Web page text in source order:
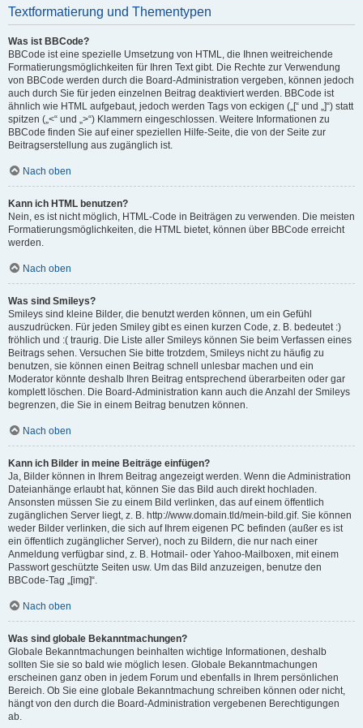
Textformatierung und Thementypen
Was ist BBCode?
BBCode ist eine spezielle Umsetzung von HTML, die Ihnen weitreichende
Formatierungsmöglichkeiten für Ihren Text gibt. Die Rechte zur Verwendung
von BBCode werden durch die Board-Administration vergeben, können jedoch
auch durch Sie für jeden einzelnen Beitrag deaktiviert werden. BBCode ist
ähnlich wie HTML aufgebaut, jedoch werden Tags von eckigen („[“ und „]“) statt
spitzen („<“ und „>“) Klammern eingeschlossen. Weitere Informationen zu
BBCode finden Sie auf einer speziellen Hilfe-Seite, die von der Seite zur
Beitragserstellung aus zugänglich ist.
Nach oben
Kann ich HTML benutzen?
Nein, es ist nicht möglich, HTML-Code in Beiträgen zu verwenden. Die meisten
Formatierungsmöglichkeiten, die HTML bietet, können über BBCode erreicht
werden.
Nach oben
Was sind Smileys?
Smileys sind kleine Bilder, die benutzt werden können, um ein Gefühl
auszudrücken. Für jeden Smiley gibt es einen kurzen Code, z. B. bedeutet :)
fröhlich und :( traurig. Die Liste aller Smileys können Sie beim Verfassen eines
Beitrags sehen. Versuchen Sie bitte trotzdem, Smileys nicht zu häufig zu
benutzen, sie können einen Beitrag schnell unlesbar machen und ein
Moderator könnte deshalb Ihren Beitrag entsprechend überarbeiten oder gar
komplett löschen. Die Board-Administration kann auch die Anzahl der Smileys
begrenzen, die Sie in einem Beitrag benutzen können.
Nach oben
Kann ich Bilder in meine Beiträge einfügen?
Ja, Bilder können in Ihrem Beitrag angezeigt werden. Wenn die Administration
Dateianhänge erlaubt hat, können Sie das Bild auch direkt hochladen.
Ansonsten müssen Sie zu einem Bild verlinken, das auf einem öffentlich
zugänglichen Server liegt, z. B. http://www.domain.tld/mein-bild.gif. Sie können
weder Bilder verlinken, die sich auf Ihrem eigenen PC befinden (außer es ist
ein öffentlich zugänglicher Server), noch zu Bildern, die nur nach einer
Anmeldung verfügbar sind, z. B. Hotmail- oder Yahoo-Mailboxen, mit einem
Passwort geschützte Seiten usw. Um das Bild anzuzeigen, benutze den
BBCode-Tag „[img]“.
Nach oben
Was sind globale Bekanntmachungen?
Globale Bekanntmachungen beinhalten wichtige Informationen, deshalb
sollten Sie sie so bald wie möglich lesen. Globale Bekanntmachungen
erscheinen ganz oben in jedem Forum und ebenfalls in Ihrem persönlichen
Bereich. Ob Sie eine globale Bekanntmachung schreiben können oder nicht,
hängt von den durch die Board-Administration vergebenen Berechtigungen
ab.